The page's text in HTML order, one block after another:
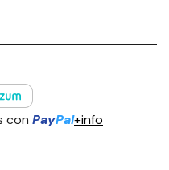
con PayPal+info